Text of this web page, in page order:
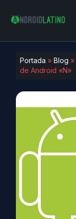
Portada » Blog »
de Android «N»